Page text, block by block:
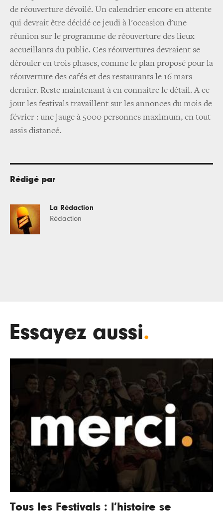
de réouverture dévoilé. Un calendrier encore en attente
qui devrait être décidé ce jeudi à l'occasion d'une
réunion sur le programme de réouverture des lieux
accueillants du public. Ces réouvertures devraient se
dérouler en trois phases, comme le plan proposé pour la
réouverture des cafés et des restaurants le 16 mars
dernier. Reste maintenant à en connaitre le détail. A ce
jour les festivals travaillent sur les annonces du mois de
février : une jauge à 5000 personnes maximum, en tout
assis distancé.
Rédigé par
La Rédaction
Rédaction
Essayez aussi.
Tous les Festivals : l’histoire se